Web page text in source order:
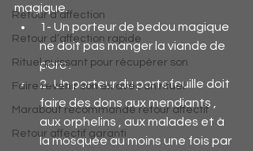
Retour d’affection
Retour d’affection rapide
Rituel puissant pour récupérer son
Faire revenir son ex avec un rituel
Marabout recommandé retour affectif
Retour affectif garanti
magique.
1- Un porteur de bedou magique
ne doit pas manger la viande de
porc .
2- Un porteur du portefeuille doit
faire des dons aux mendiants ,
aux orphelins , aux malades et à
la mosquée au moins une fois par